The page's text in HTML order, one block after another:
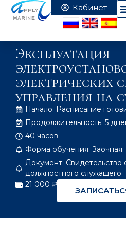
Эксплуатация
электрических
управления на
Начало: Расписание
Продолжительность: 5
40 часов
Форма обучения: Заочная
Документ:
должностного служащего
21 000 ₽